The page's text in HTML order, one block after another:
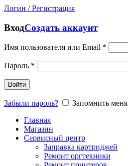
Логин / Регистрация
ВходСоздать аккаунт
Имя пользователя или Email *
Пароль *
Войти
Забыли пароль?
Запомнить меня
Главная
Магазин
Сервисный центр
Заправка картриджей
Ремонт оргтехники